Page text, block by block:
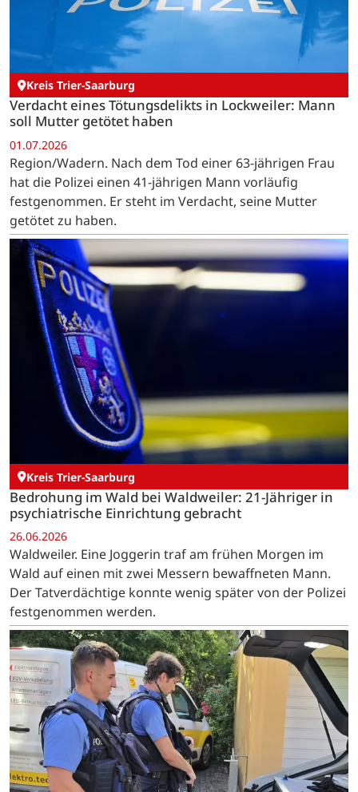
Kreis Trier-Saarburg
Verdacht eines Tötungsdelikts in Lockweiler: Mann
soll Mutter getötet haben
01.07.2026
Region/Wadern. Nach dem Tod einer 63-jährigen Frau
hat die Polizei einen 41-jährigen Mann vorläufig
festgenommen. Er steht im Verdacht, seine Mutter
getötet zu haben.
Kreis Trier-Saarburg
Bedrohung im Wald bei Waldweiler: 21-Jähriger in
psychiatrische Einrichtung gebracht
26.06.2026
Waldweiler. Eine Joggerin traf am frühen Morgen im
Wald auf einen mit zwei Messern bewaffneten Mann.
Der Tatverdächtige konnte wenig später von der Polizei
festgenommen werden.